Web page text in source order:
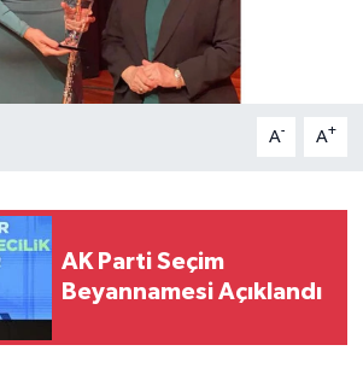
A- A+
AK Parti Seçim
Beyannamesi Açıklandı